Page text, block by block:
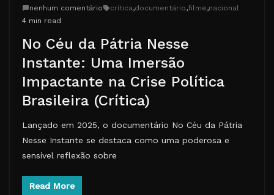
nenhum comentário
crítica,documentário,filme,nacional
4 min read
No Céu da Pátria Nesse
Instante: Uma Imersão
Impactante na Crise Política
Brasileira (Crítica)
Lançado em 2025, o documentário No Céu da Pátria
Nesse Instante se destaca como uma poderosa e
sensível reflexão sobre
Read More